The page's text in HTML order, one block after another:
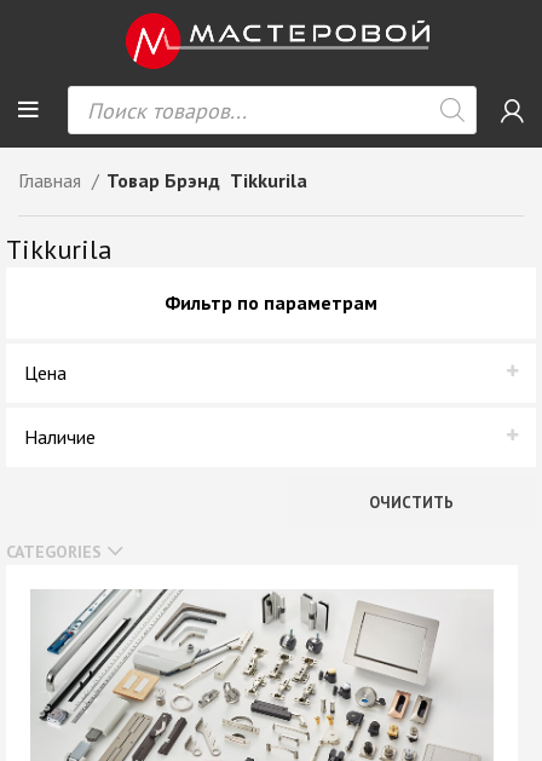
Главная Товар Брэнд Tikkurila
Tikkurila
Фильтр по параметрам
Цена
Наличие
ОЧИСТИТЬ
CATEGORIES